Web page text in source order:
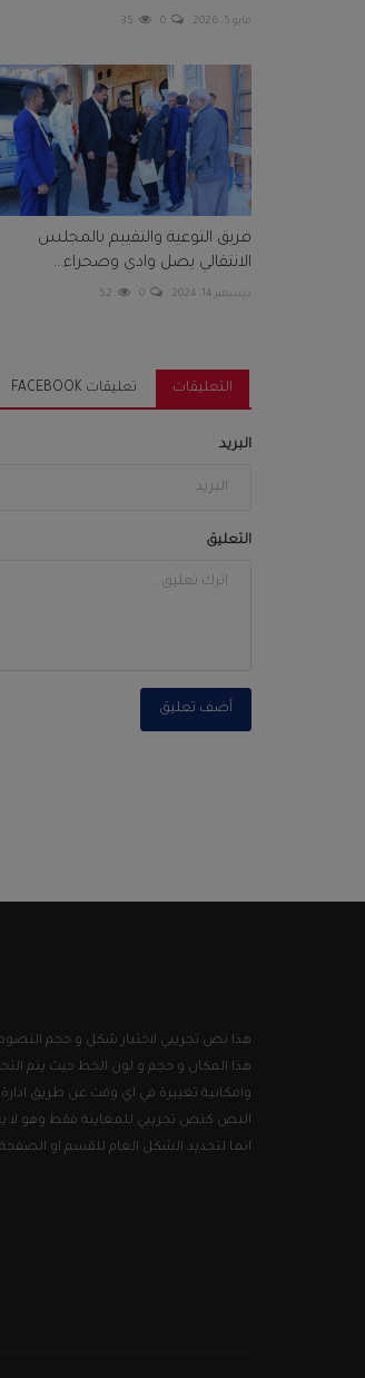
مايو 5, 2026 0
35
فريق التوعية والتقييم بالمجلس
الانتقالي يصل وادي وصحراء...
ديسمبر 14, 2024 0
52
التعليقات تعليقات FACEBOOK
البريد
التعليق
أضف تعليق
هذا نص تجريبي لاختبار شكل و حجم
هذا المكان و حجم و لون الخط حيث يتم
وامكانية تغييرة في اي وقت عن طريق
النص كنص تجريبي للمعاينة فقط وهو
انما لتحديد الشكل العام للقسم او